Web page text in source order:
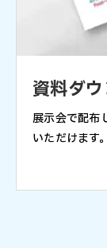
資料ダ
展示会で配布
いただけます。